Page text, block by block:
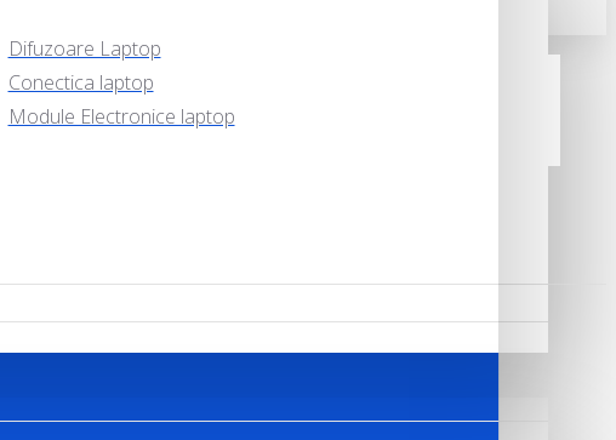
Difuzoare Laptop
Conectica laptop
Module Electronice laptop